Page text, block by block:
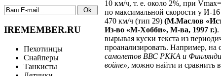
IREMEMBER.RU
Пехотинцы
Снайперы
Танкисты
10 км/ч, т. е. около 2%, при
по максимальной скорости у И-
470 км/ч (тип 29) (М.Маслов
Из-во «М-Хобби», М-ва, 1997 г.).
вырывая куски текста из
проанализировать. Например, на
самолетов ВВС РККА и
войне», можно найти и сравнить